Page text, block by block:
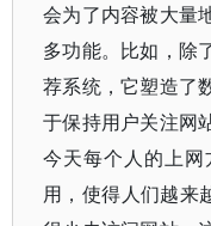
会为了内容被大量
多功能。比如，除
荐系统，它塑造了
于保持用户关注网
今天每个人的上
用，使得人们越来